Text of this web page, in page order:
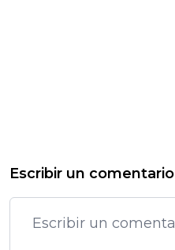
Escribir un comentario